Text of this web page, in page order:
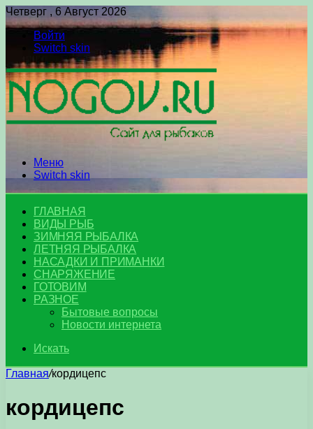
Четверг , 6 Август 2026
Войти
Switch skin
Меню
Switch skin
ГЛАВНАЯ
ВИДЫ РЫБ
ЗИМНЯЯ РЫБАЛКА
ЛЕТНЯЯ РЫБАЛКА
НАСАДКИ И ПРИМАНКИ
СНАРЯЖЕНИЕ
ГОТОВИМ
РАЗНОЕ
Бытовые вопросы
Новости интернета
Искать
Главная/кордицепс
кордицепс